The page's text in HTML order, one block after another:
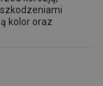
kolor oraz